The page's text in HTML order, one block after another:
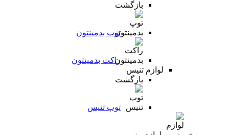
بازگشت
توپ بدمینتون
راکت بدمینتون
لوازم تنیس
بازگشت
توپ تنیس